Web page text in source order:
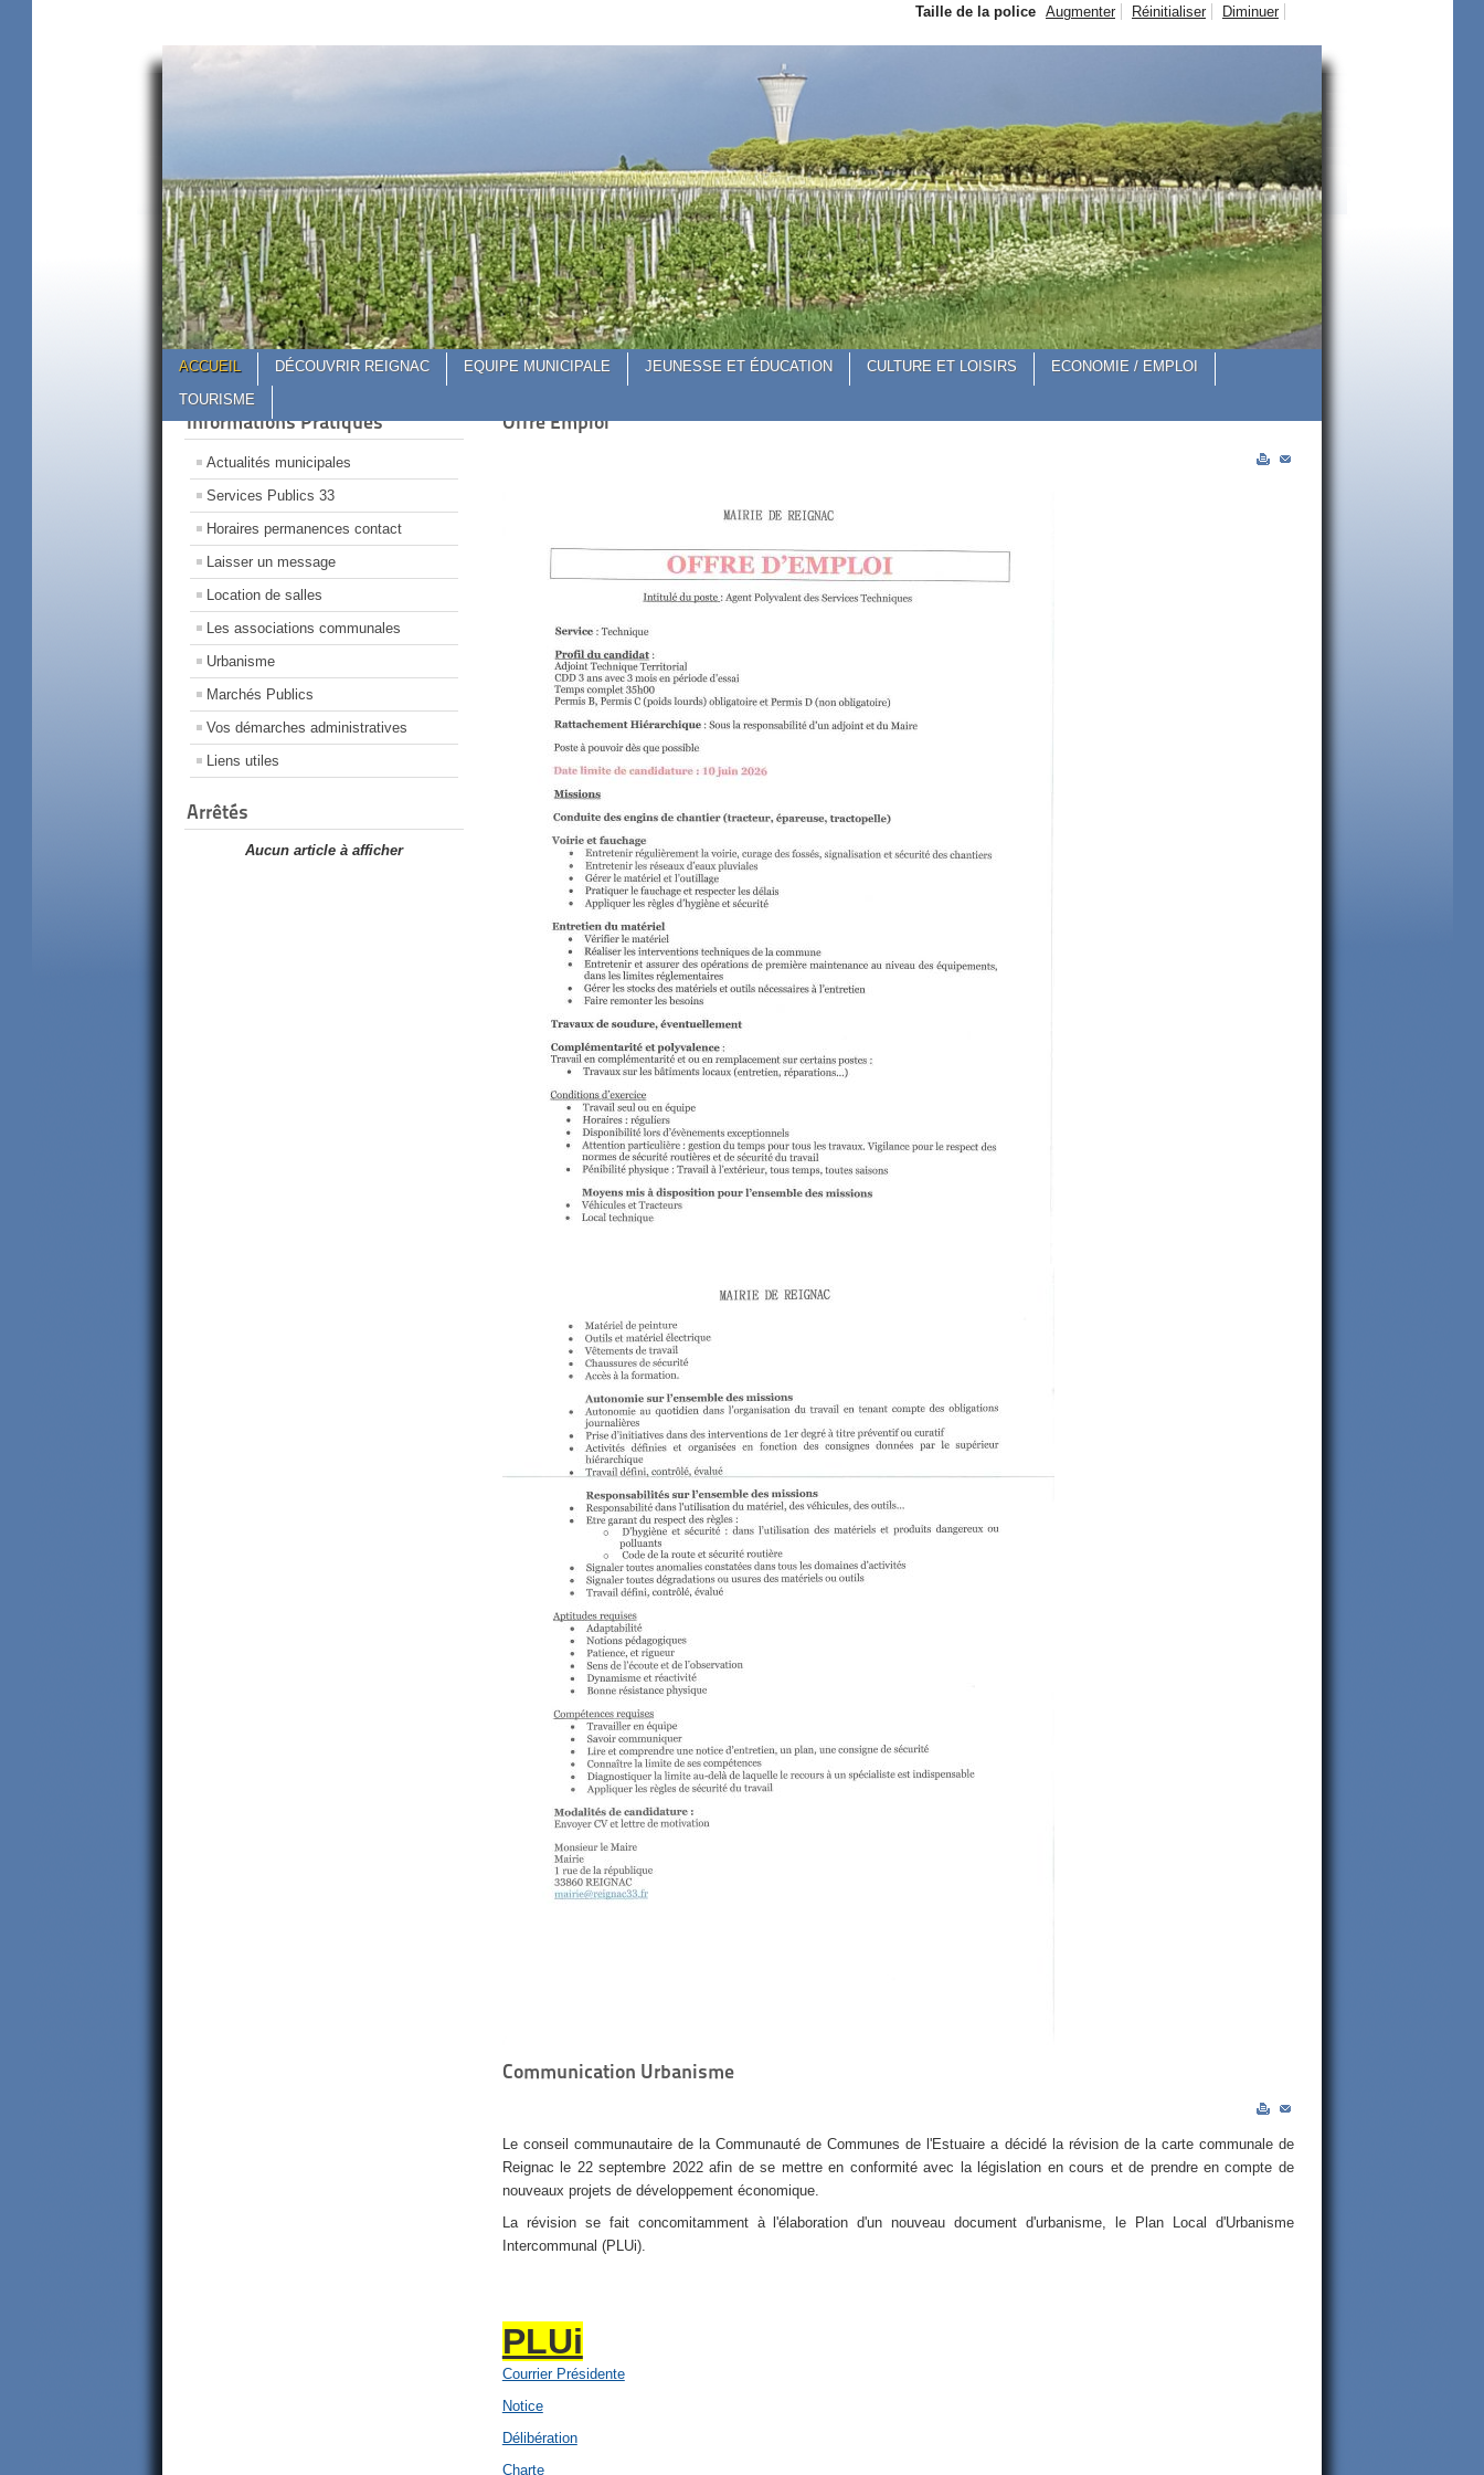
ACCUEIL DÉCOUVRIR REIGNAC EQUIPE MUNICIPALE JEUNESSE ET ÉDUCATION CULTURE ET LOISIRS
ECONOMIE / EMPLOI
TOURISME
Taille de la police Augmenter Réinitialiser Diminuer
Informations Pratiques
Actualités municipales
Services Publics 33
Horaires permanences contact
Laisser un message
Location de salles
Les associations communales
Urbanisme
Marchés Publics
Vos démarches administratives
Liens utiles
Arrêtés
Aucun article à afficher
Offre Emploi
Communication Urbanisme
Le conseil communautaire de la Communauté de Communes de l'Estuaire a décidé la révision de la carte communale de
Reignac le 22 septembre 2022 afin de se mettre en conformité avec la législation en cours et de prendre en compte de
nouveaux projets de développement économique.
La révision se fait concomitamment à l'élaboration d'un nouveau document d'urbanisme, le Plan Local d'Urbanisme
Intercommunal (PLUi).
PLUi
Courrier Présidente
Notice
Délibération
Charte